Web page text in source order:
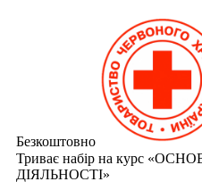
Безкоштовно
Триває набір на курс
ДІЯЛЬНОСТІ»